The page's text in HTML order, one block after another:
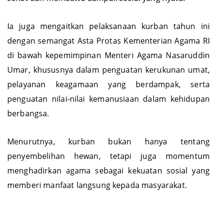
Ia juga mengaitkan pelaksanaan kurban tahun ini
dengan semangat Asta Protas Kementerian Agama RI
di bawah kepemimpinan Menteri Agama Nasaruddin
Umar, khususnya dalam penguatan kerukunan umat,
pelayanan keagamaan yang berdampak, serta
penguatan nilai-nilai kemanusiaan dalam kehidupan
berbangsa.
Menurutnya, kurban bukan hanya tentang
penyembelihan hewan, tetapi juga momentum
menghadirkan agama sebagai kekuatan sosial yang
memberi manfaat langsung kepada masyarakat.